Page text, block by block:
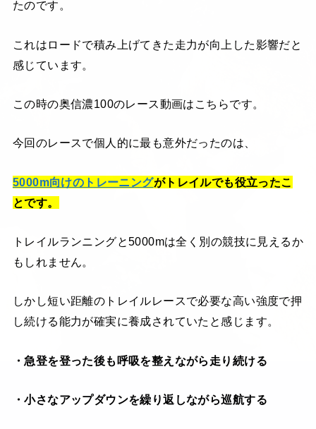
たのです。
これはロードで積み上げてきた走力が向上した影響だと
感じています。
この時の奥信濃100のレース動画はこちらです。
今回のレースで個人的に最も意外だったのは、
5000m向けのトレーニングがトレイルでも役立ったこ
とです。
トレイルランニングと5000mは全く別の競技に見えるか
もしれません。
しかし短い距離のトレイルレースで必要な高い強度で押
し続ける能力が確実に養成されていたと感じます。
・急登を登った後も呼吸を整えながら走り続ける
・小さなアップダウンを繰り返しながら巡航する